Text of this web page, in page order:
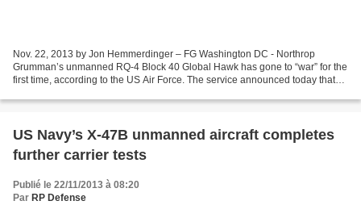
Nov. 22, 2013 by Jon Hemmerdinger – FG Washington DC - Northrop
Grumman’s unmanned RQ-4 Block 40 Global Hawk has gone to “war” for the
first time, according to the US Air Force. The service announced today that
US Navy’s X-47B unmanned aircraft completes
further carrier tests
Publié le 22/11/2013 à 08:20
Par RP Defense